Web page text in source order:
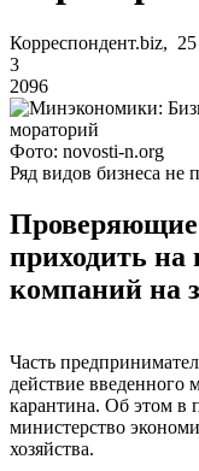
Корреспондент.biz,
3
2096
Фото: novosti-n.org
Ряд видов бизнеса не
Проверяющие
приходить
компаний на
Часть
действие введенного
карантина. Об этом в
министерство
хозяйства.